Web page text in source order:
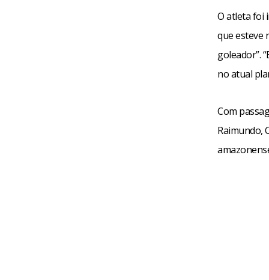
O atleta foi
que esteve
goleador”.
no atual
Com
Raimundo,